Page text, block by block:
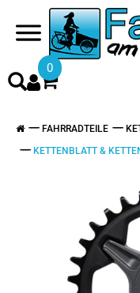
0
FAHRRADTEILE
KETTENBLATT &